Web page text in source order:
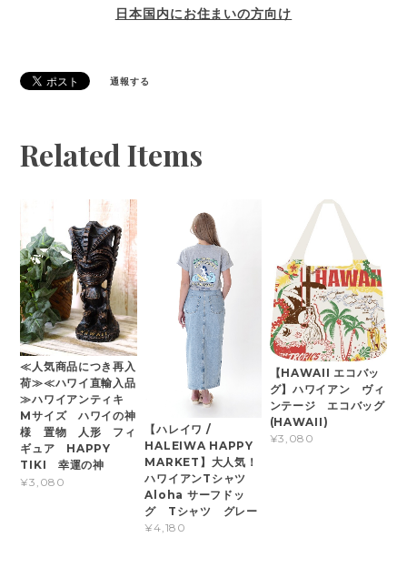
日本国内にお住まいの方向け
通報する
Related Items
≪人気商品につき再入
荷≫≪ハワイ直輸入品
≫ハワイアンティキ
Mサイズ ハワイの神
様 置物 人形 フィ
ギュア HAPPY
TIKI 幸運の神
¥3,080
【ハレイワ /
HALEIWA HAPPY
MARKET】大人気！
ハワイアンTシャツ
Aloha サーフドッ
グ Tシャツ グレー
¥4,180
【HAWAII エコバッ
グ】ハワイアン ヴィ
ンテージ エコバッグ
(HAWAII)
¥3,080